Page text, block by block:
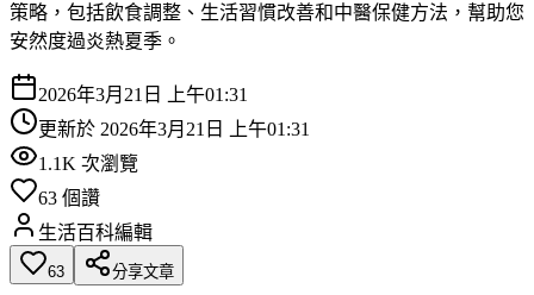
策略，包括飲食調整、生活習慣改善和中醫保健方法，幫助您
安然度過炎熱夏季。
2026年3月21日 上午01:31
更新於 2026年3月21日 上午01:31
1.1K 次瀏覽
63 個讚
生活百科編輯
63 分享文章